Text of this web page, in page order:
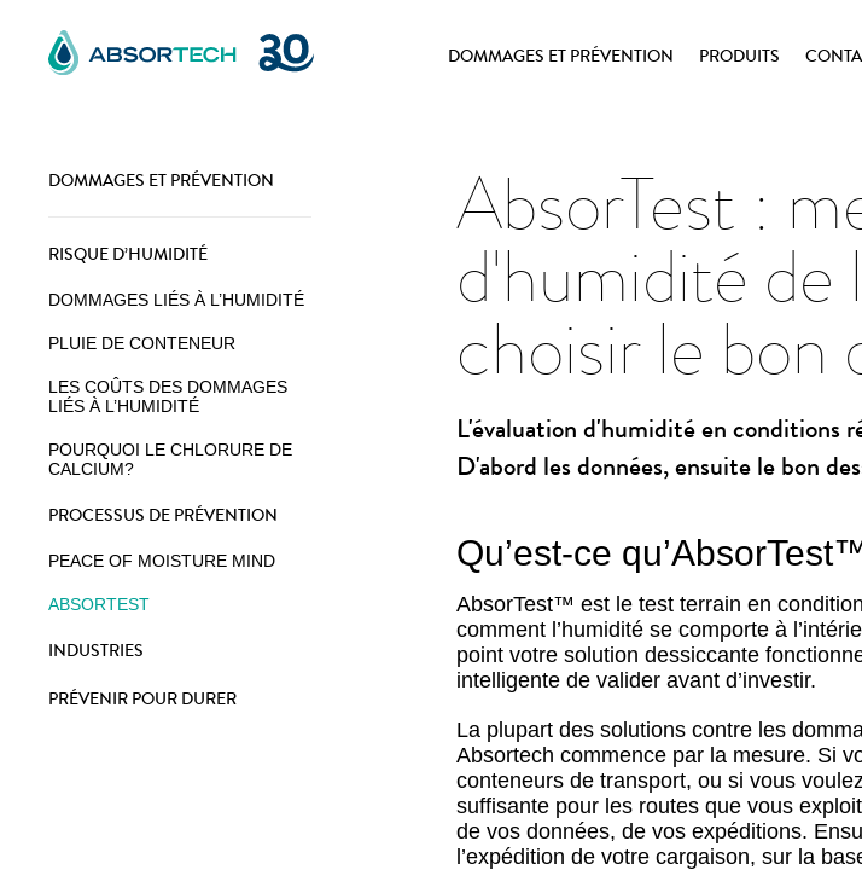
content
DOMMAGES ET PRÉVENTION PRODUITS
DOMMAGES ET PRÉVENTION
RISQUE D’HUMIDITÉ
DOMMAGES LIÉS À L’HUMIDITÉ
PLUIE DE CONTENEUR
LES COÛTS DES DOMMAGES
LIÉS À L’HUMIDITÉ
POURQUOI LE CHLORURE DE
CALCIUM?
PROCESSUS DE PRÉVENTION
PEACE OF MOISTURE MIND
ABSORTEST
INDUSTRIES
PRÉVENIR POUR DURER
AbsorTest :
d'humidité de
choisir le bon
L'évaluation d'humidité en conditions
D'abord les données, ensuite le bon
Qu’est-ce
AbsorTest™ est le test terrain en
comment l’humidité se comporte à
point votre solution dessiccante
intelligente de valider avant d’investir.
La plupart des solutions contre les
Absortech commence par la mesure. Si
conteneurs de transport, ou si vous
suffisante pour les routes que vous
de vos données, de vos expéditions.
l’expédition de votre cargaison, sur la